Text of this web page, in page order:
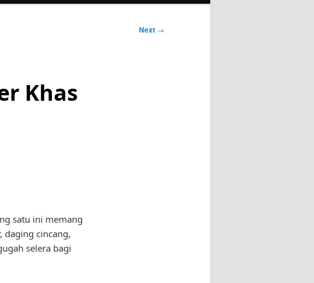
Next →
Khas
satu ini memang
daging cincang,
selera bagi